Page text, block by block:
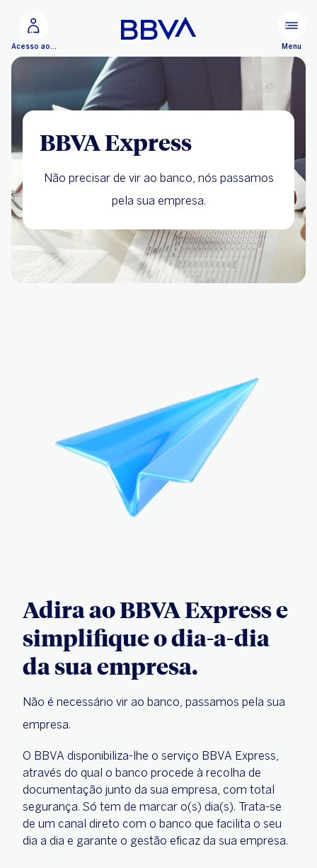
Configurar personalização
Acesso ao BBVA Net Cash Menu
BBVA Express
Não precisar de vir ao banco, nós passamos
pela sua empresa.
Adira ao BBVA Express e
simplifique o dia-a-dia
da sua empresa.
Não é necessário vir ao banco, passamos pela sua
empresa.
O BBVA disponibiliza-lhe o serviço BBVA Express,
através do qual o banco procede à recolha de
documentação junto da sua empresa, com total
segurança. Só tem de marcar o(s) dia(s). Trata-se
de um canal direto com o banco que facilita o seu
dia a dia e garante o gestão eficaz da sua empresa.